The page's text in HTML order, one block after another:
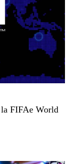
FIFAe World